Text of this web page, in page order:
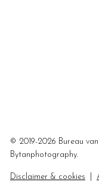
© 2019-2026 Bureau
Bytanphotography.
Disclaimer & cookies